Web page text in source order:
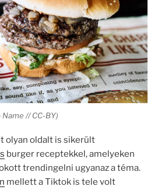
// CC-BY)
olyan oldalt is sikerült
burger receptekkel, amelyeken
trendingelni ugyanaz a téma.
mellett a Tiktok is tele volt